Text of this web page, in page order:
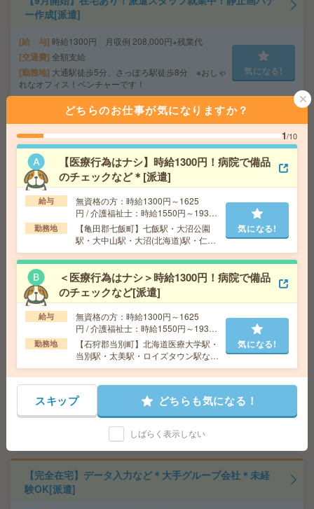
ー作成[派遣]
給 与 時給1300円 月収例 208,000円+残業代
交通費 全額支給
勤務地 大通駅徒歩5分、さっぽろ駅徒歩8分 ※おしゃ
れなオフィス！ベンチャーです！
気になる!
【旭川市】時給1,350円！大手グループでのオフィスワー
ク！[派遣]
給 与 時給1350円＋交
交通費 交通費別途規定支給
勤務地 JR函館本線 旭川駅 車7分
気になる!
【50代～60代活躍】経験を活かす落着いた職場*補助金支
援＊事務[派遣]
給 与 時給1300円＋交
交通費 交通費支給有
勤務地 札幌市営南北線 さっぽろ駅 徒歩10分/札幌市
営東西線 西11丁目駅 徒歩11分
≪事務デビューを応援！≫保険事務のサポートスタッ
フ！[派遣]
給 与 時給1350円＋交
交通費 交通費規定支給
JR函館本線 旭川駅 徒歩11分
【完全在宅】データ入力など＊大手グループ会社＊未経
験OK[派遣]
どちらのお仕事が気になりますか？
1/10
【医療行為はナシ】時給1300円！病院で備品
のチェックなど＊[派遣]
給与
無資格の方：時給1300円～1625
円 / 介護福祉士：時給1550円～1937
円 / 初任者以上：時給1450円～1812
円
勤務地
【亀田郡七飯町】七飯駅・大沼公園
駅・大中山駅・大沼(北海道)駅・仁山
駅など勤務地多数！
気になる!
＜医療行為はナシ＞時給1300円！病院で備品
のチェックなど[派遣]
給与
無資格の方：時給1300円～1625
円 / 介護福祉士：時給1550円～1937
円 / 初任者以上：時給1450円～1812
円
勤務地
【石狩郡当別町】北海道医療大学駅・
当別駅・太美駅・ロイズタウン駅など
勤務地多数！
気になる!
スキップ どちらも気になる！
しばらく表示しない